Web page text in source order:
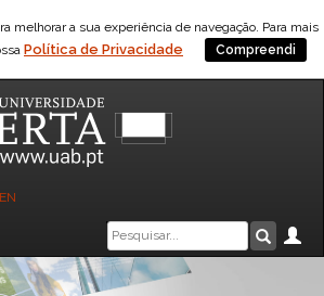
melhorar a sua experiência de navegação. Para mais
Política de Privacidade Compreendi
EN
Caixa
de
pesquisa